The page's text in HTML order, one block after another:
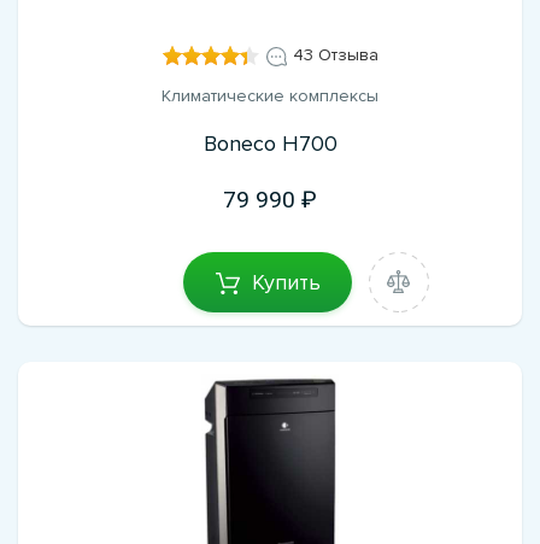
43 Отзыва
Климатические комплексы
Boneco H700
79 990
Купить